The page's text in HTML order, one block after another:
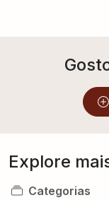
Explore
Categorias